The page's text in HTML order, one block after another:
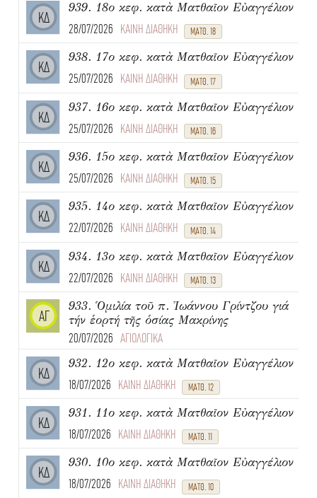
ΚΔ
939. 18ο κεφ. κατὰ Ματθαῖον Εὐαγγέλιον
28/07/2026 ΚΑΙΝΗ ΔΙΑΘΗΚΗ ΜΑΤΘ. 18
ΚΔ
938. 17ο κεφ. κατὰ Ματθαῖον Εὐαγγέλιον
25/07/2026 ΚΑΙΝΗ ΔΙΑΘΗΚΗ ΜΑΤΘ. 17
ΚΔ
937. 16ο κεφ. κατὰ Ματθαῖον Εὐαγγέλιον
25/07/2026 ΚΑΙΝΗ ΔΙΑΘΗΚΗ ΜΑΤΘ. 16
ΚΔ
936. 15ο κεφ. κατὰ Ματθαῖον Εὐαγγέλιον
25/07/2026 ΚΑΙΝΗ ΔΙΑΘΗΚΗ ΜΑΤΘ. 15
ΚΔ
935. 14ο κεφ. κατὰ Ματθαῖον Εὐαγγέλιον
22/07/2026 ΚΑΙΝΗ ΔΙΑΘΗΚΗ ΜΑΤΘ. 14
ΚΔ
934. 13ο κεφ. κατὰ Ματθαῖον Εὐαγγέλιον
22/07/2026 ΚΑΙΝΗ ΔΙΑΘΗΚΗ ΜΑΤΘ. 13
ΑΓ
933. Ὁμιλία τοῦ π. Ἰωάννου Γρίντζου γιά
τήν ἑορτή τῆς ὁσίας Μακρίνης
20/07/2026 ΑΓΙΟΛΟΓΙΚΑ
ΚΔ
932. 12ο κεφ. κατὰ Ματθαῖον Εὐαγγέλιον
18/07/2026 ΚΑΙΝΗ ΔΙΑΘΗΚΗ ΜΑΤΘ. 12
ΚΔ
931. 11ο κεφ. κατὰ Ματθαῖον Εὐαγγέλιον
18/07/2026 ΚΑΙΝΗ ΔΙΑΘΗΚΗ ΜΑΤΘ. 11
ΚΔ
930. 10ο κεφ. κατὰ Ματθαῖον Εὐαγγέλιον
18/07/2026 ΚΑΙΝΗ ΔΙΑΘΗΚΗ ΜΑΤΘ. 10